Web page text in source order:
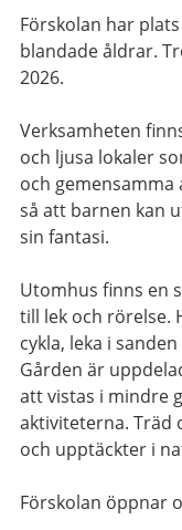
Förskolan har
blandade åldrar.
2026.
Verksamheten
och ljusa lokaler
och
så att barnen kan
sin fantasi.
Utomhus finns en
till lek och rörelse.
cykla, leka i
Gården är
att vistas i mindre
aktiviteterna. Träd
och upptäckter i
Förskolan öppnar